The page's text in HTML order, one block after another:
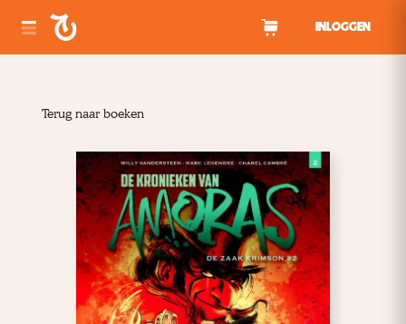
INLOGGEN
Terug naar boeken